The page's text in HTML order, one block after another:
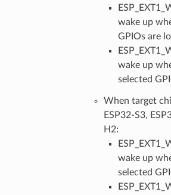
wake up
GPIOs are
wake up
selected
When target
ESP32-S3,
H2:
wake up
selected